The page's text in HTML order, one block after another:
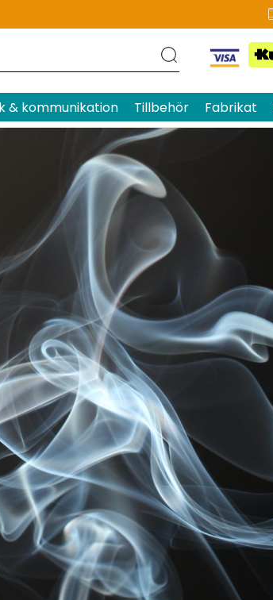
& kommunikation Tillbehör Fabrikat